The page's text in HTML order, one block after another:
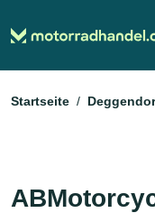
Startseite